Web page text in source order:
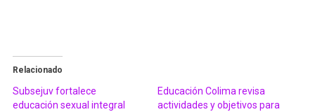
Relacionado
Subsejuv fortalece
educación sexual integral
Educación Colima revisa
actividades y objetivos para